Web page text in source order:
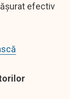
efectiv